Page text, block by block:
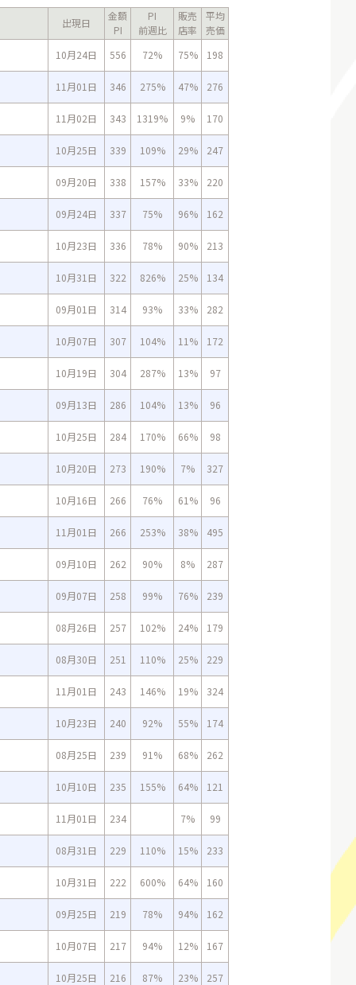
出現日
金額
PI
PI
前週比
販売
店率
平均
売価
10月24日
556 72% 75% 198
11月01日 346 275% 47% 276
11月02日 343 1319% 9% 170
10月25日 339 109% 29% 247
09月20日 338 157% 33% 220
09月24日 337 75% 96% 162
10月23日 336 78% 90% 213
10月31日 322 826% 25% 134
09月01日 314 93% 33% 282
10月07日 307 104% 11% 172
10月19日 304 287% 13% 97
09月13日 286 104% 13% 96
10月25日 284 170% 66% 98
10月20日 273 190% 7% 327
10月16日 266 76% 61% 96
11月01日 266 253% 38% 495
09月10日 262 90% 8% 287
09月07日 258 99% 76% 239
08月26日 257 102% 24% 179
08月30日 251 110% 25% 229
11月01日 243 146% 19% 324
10月23日 240 92% 55% 174
08月25日 239 91% 68% 262
10月10日 235 155% 64% 121
11月01日 234 7% 99
08月31日 229 110% 15% 233
10月31日 222 600% 64% 160
09月25日 219 78% 94% 162
10月07日 217 94% 12% 167
10月25日 216 87% 23% 257